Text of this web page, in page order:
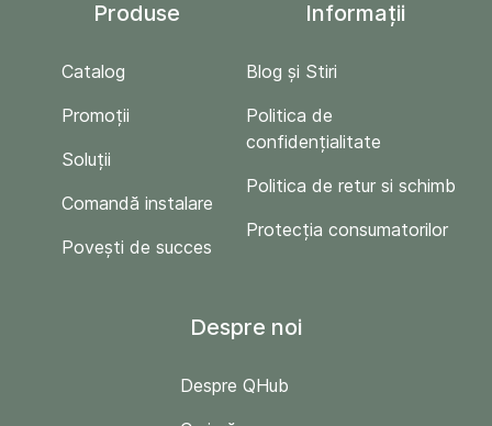
Produse
Catalog
Promoții
Soluții
Comandă instalare
Povești de succes
Informații
Blog și Stiri
Politica de
confidențialitate
Politica de retur si schimb
Protecția consumatorilor
Despre noi
Despre QHub